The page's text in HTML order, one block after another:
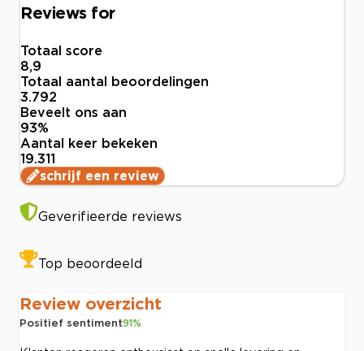
Reviews for
Totaal score
8,9
Totaal aantal beoordelingen
3.792
Beveelt ons aan
93%
Aantal keer bekeken
19.311
schrijf een review
Geverifieerde reviews
Top beoordeeld
Review overzicht
Positief sentiment91%